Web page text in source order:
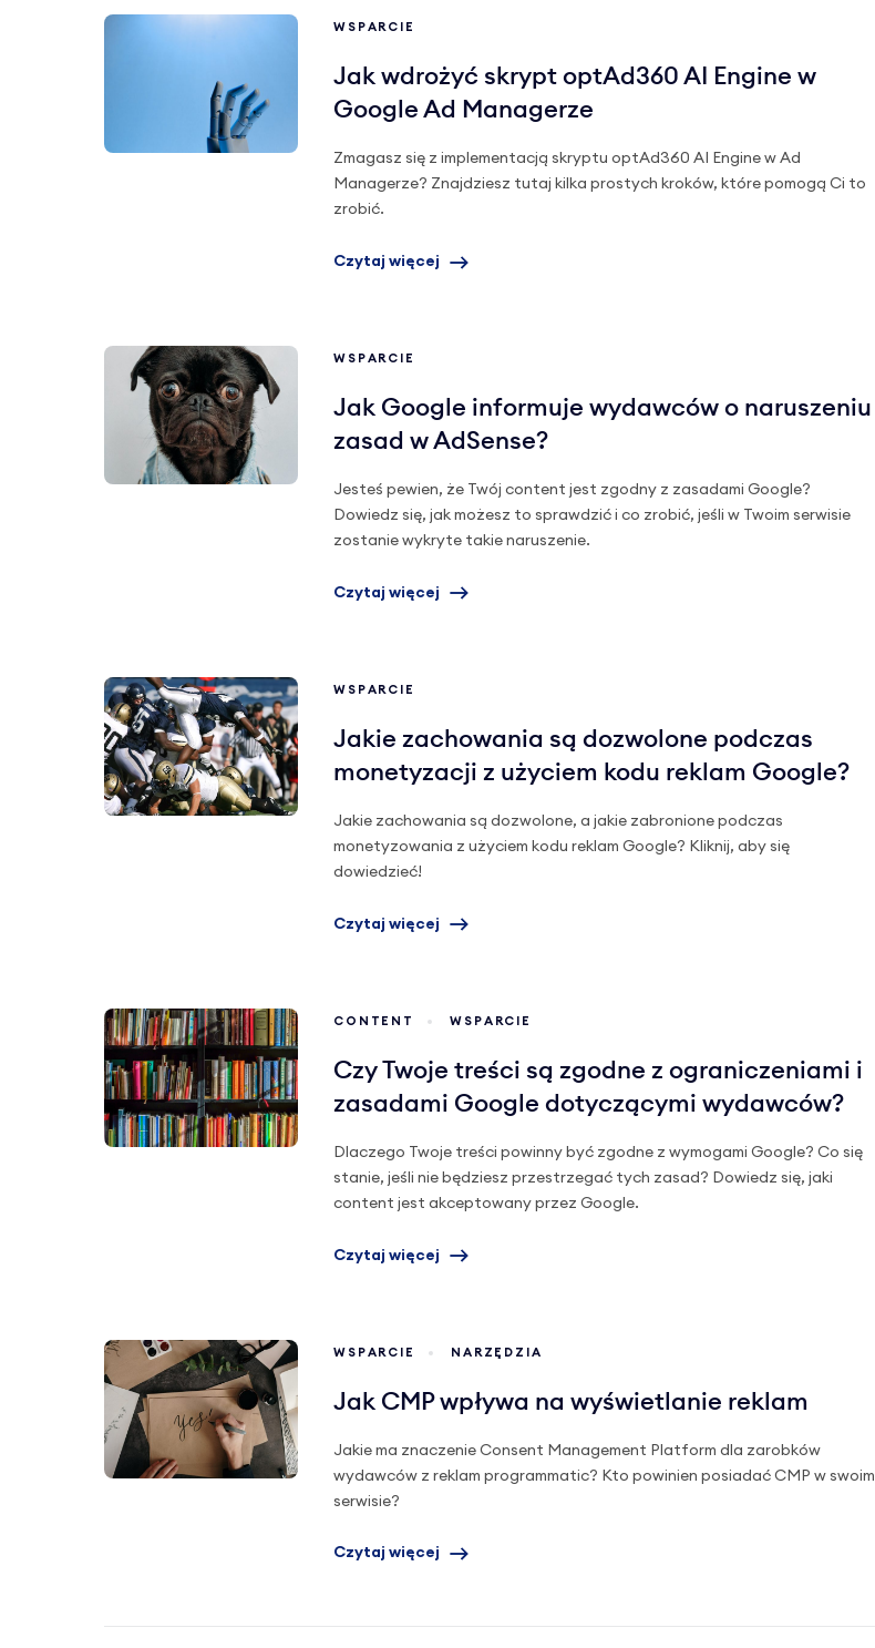
WSPARCIE
Jak wdrożyć skrypt optAd360 AI Engine w
Google Ad Managerze
Zmagasz się z implementacją skryptu optAd360 AI Engine w Ad
Managerze? Znajdziesz tutaj kilka prostych kroków, które pomogą Ci to
zrobić.
Czytaj więcej
WSPARCIE
Jak Google informuje wydawców o naruszeniu
zasad w AdSense?
Jesteś pewien, że Twój content jest zgodny z zasadami Google?
Dowiedz się, jak możesz to sprawdzić i co zrobić, jeśli w Twoim serwisie
zostanie wykryte takie naruszenie.
Czytaj więcej
WSPARCIE
Jakie zachowania są dozwolone podczas
monetyzacji z użyciem kodu reklam Google?
Jakie zachowania są dozwolone, a jakie zabronione podczas
monetyzowania z użyciem kodu reklam Google? Kliknij, aby się
dowiedzieć!
Czytaj więcej
CONTENT WSPARCIE
Czy Twoje treści są zgodne z ograniczeniami i
zasadami Google dotyczącymi wydawców?
Dlaczego Twoje treści powinny być zgodne z wymogami Google? Co się
stanie, jeśli nie będziesz przestrzegać tych zasad? Dowiedz się, jaki
content jest akceptowany przez Google.
Czytaj więcej
WSPARCIE NARZĘDZIA
Jak CMP wpływa na wyświetlanie reklam
Jakie ma znaczenie Consent Management Platform dla zarobków
wydawców z reklam programmatic? Kto powinien posiadać CMP w swoim
serwisie?
Czytaj więcej